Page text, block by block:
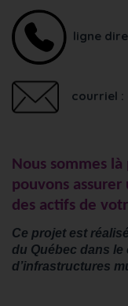
ligne
courriel :
Nous sommes
pouvons
des actifs de
Ce projet est
du Québec dans
d’infrastructures